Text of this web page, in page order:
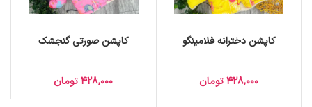
کاپشن دخترانه فلامینگو
428,000 تومان
کاپشن صورتی گنجشک
428,000 تومان